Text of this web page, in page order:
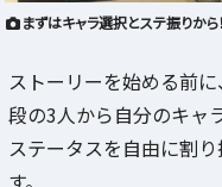
まずはキャラ選択とステ振りから！
ストーリーを始める前
段の3人から自分のキャ
ステータスを自由に割
す。